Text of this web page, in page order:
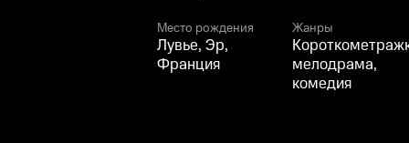
Место рождения
Лувье, Эр,
Франция
Жанры
мелодрама,
комедия